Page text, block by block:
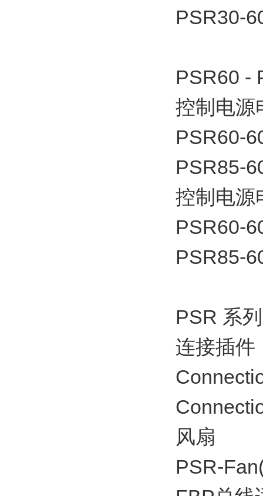
PSR30-
PSR60 -
控制电源
PSR60-
PSR85-
控制电源
PSR60-
PSR85-
PSR 系
连接插件
风扇
PSR-